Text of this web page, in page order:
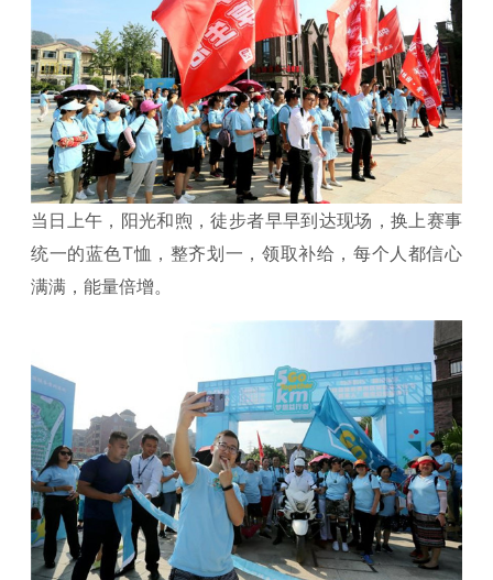
当日上午，阳光和煦，徒步者早早到达现场，换上赛事
统一的蓝色T恤，整齐划一，领取补给，每个人都信心
满满，能量倍增。